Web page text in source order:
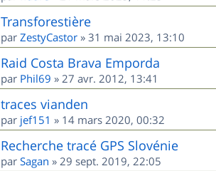
Transforestière
par ZestyCastor » 31 mai 2023, 13:10
Raid Costa Brava Emporda
par Phil69 » 27 avr. 2012, 13:41
traces vianden
par jef151 » 14 mars 2020, 00:32
Recherche tracé GPS Slovénie
par Sagan » 29 sept. 2019, 22:05